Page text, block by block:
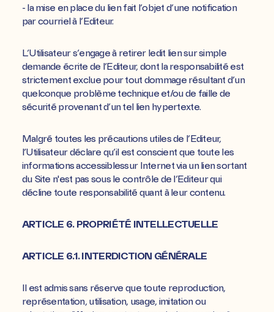
- la mise en place du lien fait l’objet d’une notification
par courriel à l’Editeur.
L’Utilisateur s’engage à retirer ledit lien sur simple
demande écrite de l’Editeur, dont la responsabilité est
strictement exclue pour tout dommage résultant d’un
quelconque problème technique et/ou de faille de
sécurité provenant d’un tel lien hypertexte.
Malgré toutes les précautions utiles de l’Editeur,
l’Utilisateur déclare qu’il est conscient que toute les
informations accessiblessur Internet via un lien sortant
du Site n'est pas sous le contrôle de l’Editeur qui
décline toute responsabilité quant à leur contenu.
ARTICLE 6. PROPRIÉTÉ INTELLECTUELLE
ARTICLE 6.1. INTERDICTION GÉNÉRALE
Il est admis sans réserve que toute reproduction,
représentation, utilisation, usage, imitation ou